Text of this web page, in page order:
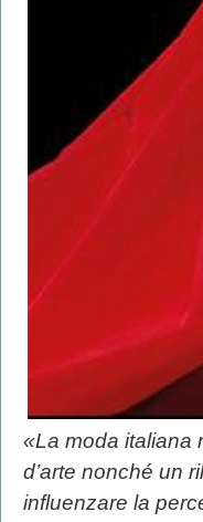
«La moda italiana
d’arte nonché un
influenzare la